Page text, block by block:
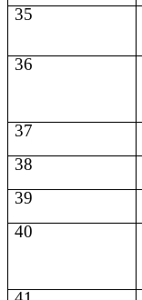
35
36
37
38
39
40